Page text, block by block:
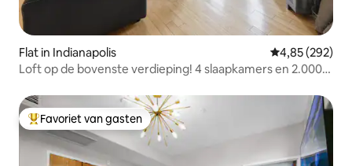
Flat in Indianapolis Gemiddelde
4,85 (292)
Loft op de bovenste verdieping! 4 slaapkamers en 2.000
Topfavoriet van gasten
Favoriet van gasten